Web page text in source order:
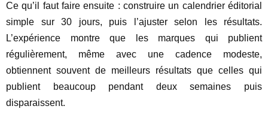
Ce qu’il faut faire ensuite : construire un calendrier éditorial
simple sur 30 jours, puis l’ajuster selon les résultats.
L’expérience montre que les marques qui publient
régulièrement, même avec une cadence modeste,
obtiennent souvent de meilleurs résultats que celles qui
publient beaucoup pendant deux semaines puis
disparaissent.